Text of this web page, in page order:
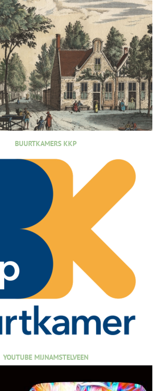
BUURTKAMERS KKP
YOUTUBE MIJNAMSTELVEEN